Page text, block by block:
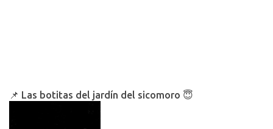
📌 Las botitas del jardín del sicomoro 😇